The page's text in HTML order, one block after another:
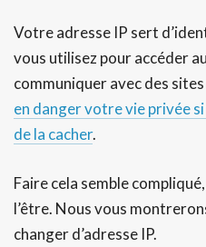
Votre adresse IP sert
vous utilisez pour accéder
communiquer avec des
en danger votre vie privée
de la cacher.
Faire cela semble
l’être. Nous vous
changer d’adresse IP.